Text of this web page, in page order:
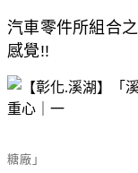
汽車零件所組合
感覺!!
彰
糖廠」